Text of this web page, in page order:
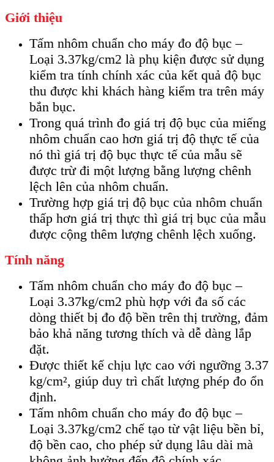
Giới thiệu
Tấm nhôm chuẩn cho máy đo độ bục –
Loại 3.37kg/cm2 là phụ kiện được sử dụng
kiểm tra tính chính xác của kết quả độ bục
thu được khi khách hàng kiểm tra trên máy
bắn bục.
Trong quá trình đo giá trị độ bục của miếng
nhôm chuẩn cao hơn giá trị độ thực tế của
nó thì giá trị độ bục thực tế của mẫu sẽ
được trừ đi một lượng bằng lượng chênh
lệch lên của nhôm chuẩn.
Trường hợp giá trị độ bục của nhôm chuẩn
thấp hơn giá trị thực thì giá trị bục của mẫu
được cộng thêm lượng chênh lệch xuống.
Tính năng
Tấm nhôm chuẩn cho máy đo độ bục –
Loại 3.37kg/cm2 phù hợp với đa số các
dòng thiết bị đo độ bền trên thị trường, đảm
bảo khả năng tương thích và dễ dàng lắp
đặt.
Được thiết kế chịu lực cao với ngưỡng 3.37
kg/cm², giúp duy trì chất lượng phép đo ổn
định.
Tấm nhôm chuẩn cho máy đo độ bục –
Loại 3.37kg/cm2 chế tạo từ vật liệu bền bỉ,
độ bền cao, cho phép sử dụng lâu dài mà